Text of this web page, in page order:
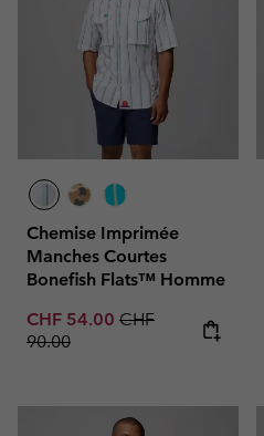
Chemise Imprimée
Manches Courtes
Bonefish Flats™ Homme
Sale price:
CHF 54.00 Regular price:
CHF
90.00